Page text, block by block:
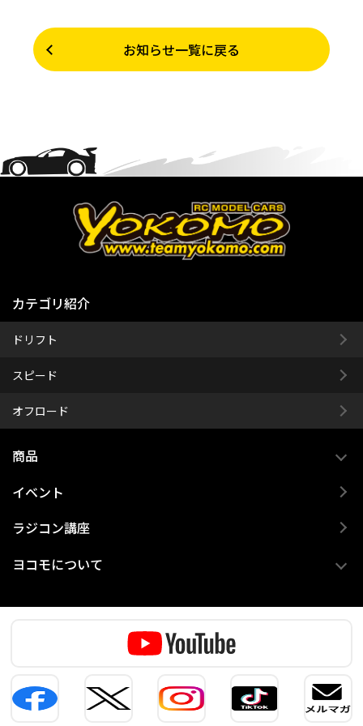
お知らせ一覧に戻る
カテゴリ紹介
ドリフト
スピード
オフロード
商品
イベント
ラジコン講座
ヨコモについて